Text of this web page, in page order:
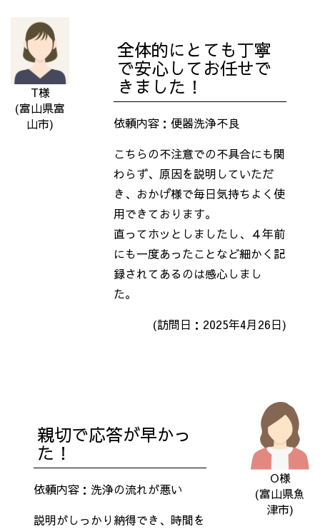
T様
(富山県富
山市)
全体的にとても丁寧
で安心してお任せで
きました！
依頼内容：便器洗浄不良
こちらの不注意での不具合にも関
わらず、原因を説明していただ
き、おかげ様で毎日気持ちよく使
用できております。
直ってホッとしましたし、４年前
にも一度あったことなど細かく記
録されてあるのは感心しまし
た。
(訪問日：2025年4月26日)
O様
(富山県魚
津市)
親切で応答が早かっ
た！
依頼内容：洗浄の流れが悪い
説明がしっかり納得でき、時間を